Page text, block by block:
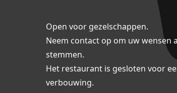
Open voor gezelschappen.
Neem contact op om uw wensen
stemmen.
Het restaurant is gesloten voor
verbouwing.